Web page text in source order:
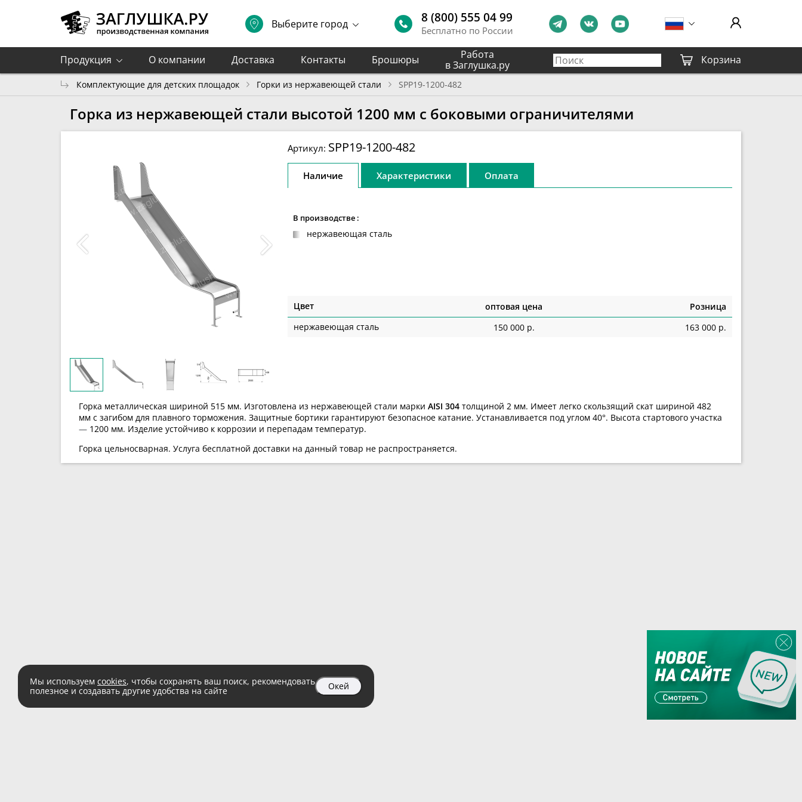
Выберите город 8 (800) 555 04 99
Бесплатно по России
Продукция О компании Доставка Контакты Брошюры
Работа
в Заглушка.ру
Корзина
Комплектующие для детских площадок Горки из нержавеющей стали SPP19-1200-482
Горка из нержавеющей стали высотой 1200 мм с боковыми ограничителями
Артикул: SPP19-1200-482
Наличие Характеристики Оплата
В производстве :
нержавеющая сталь
Цвет оптовая цена
Розница
нержавеющая сталь
150 000 р. 163 000 р.
Горка металлическая шириной 515 мм. Изготовлена из нержавеющей стали марки AISI 304 толщиной 2 мм. Имеет легко скользящий скат шириной 482
мм с загибом для плавного торможения. Защитные бортики гарантируют безопасное катание. Устанавливается под углом 40°. Высота стартового участка
— 1200 мм. Изделие устойчиво к коррозии и перепадам температур.
Горка цельносварная. Услуга бесплатной доставки на данный товар не распространяется.
Мы используем cookies, чтобы сохранять ваш поиск, рекомендовать
полезное и создавать другие удобства на сайте
Окей